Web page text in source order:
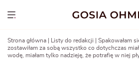
Show menu
Strona główna Listy do redakcji
Spakowałam
zostawiłam za sobą wszystko co dotychczas
wodę, miałam tylko nadzieję, że potrafię w niej